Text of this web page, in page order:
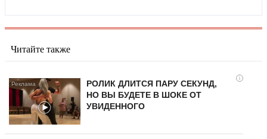
Читайте также
i
РОЛИК ДЛИТСЯ ПАРУ СЕКУНД,
НО ВЫ БУДЕТЕ В ШОКЕ ОТ
УВИДЕННОГО